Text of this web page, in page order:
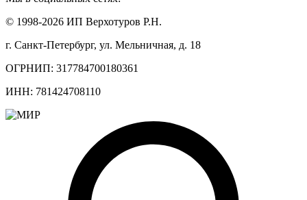
© 1998-2026 ИП Верхотуров Р.Н.
г. Санкт-Петербург, ул. Мельничная, д. 18
ОГРНИП: 317784700180361
ИНН: 781424708110